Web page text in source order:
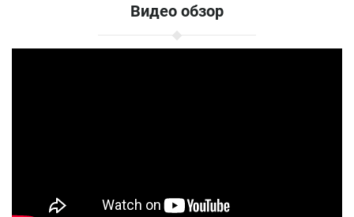
Видео обзор